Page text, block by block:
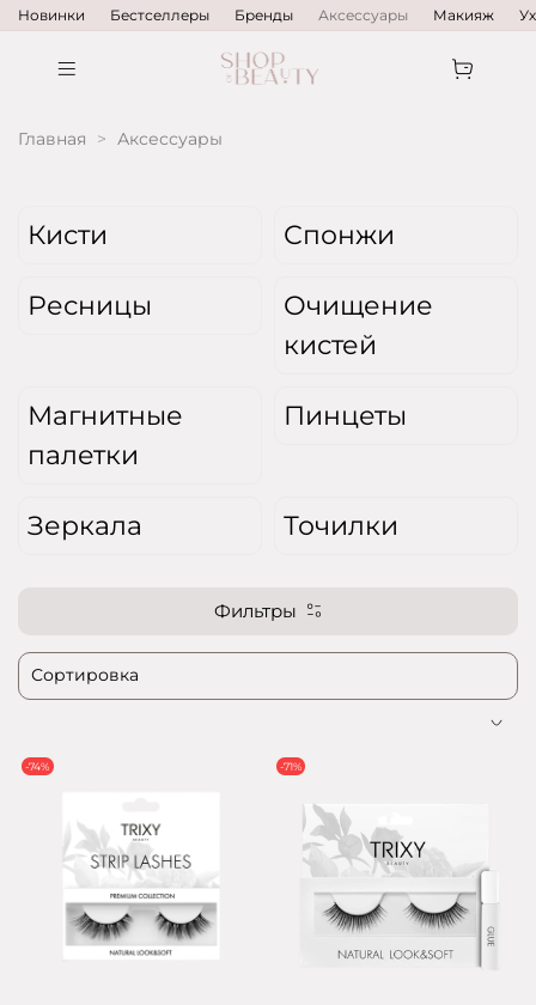
Новинки Бестселлеры Бренды Аксессуары Макияж
Главная Аксессуары
Кисти Спонжи
Ресницы
Очищение
кистей
Магнитные
палетки
Пинцеты
Зеркала Точилки
Фильтры
-74% -71%